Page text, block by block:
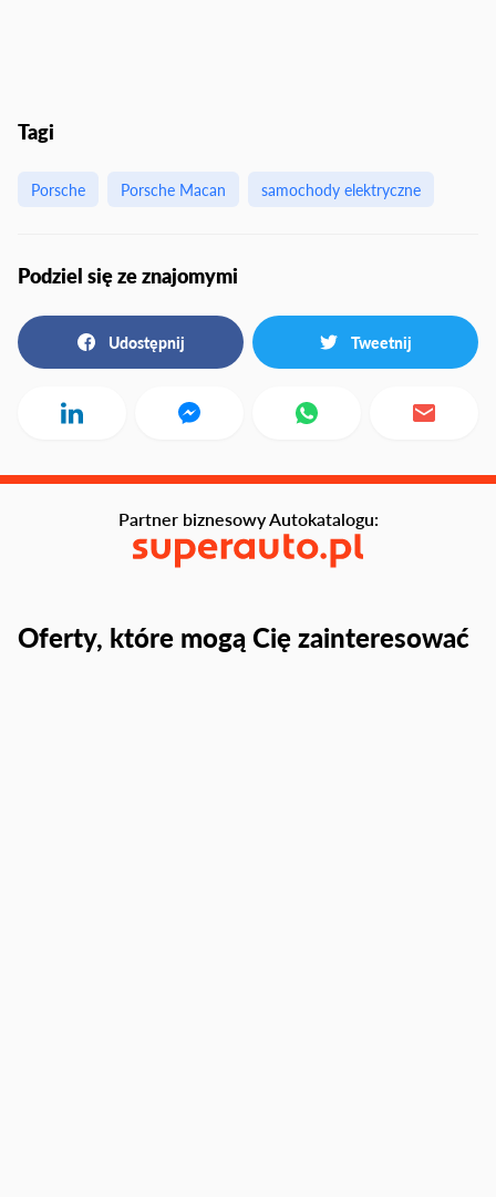
Tagi
Porsche Porsche Macan samochody elektryczne
Podziel się ze znajomymi
Udostępnij Tweetnij
Oferty, które mogą Cię zainteresować
Partner biznesowy Autokatalogu: